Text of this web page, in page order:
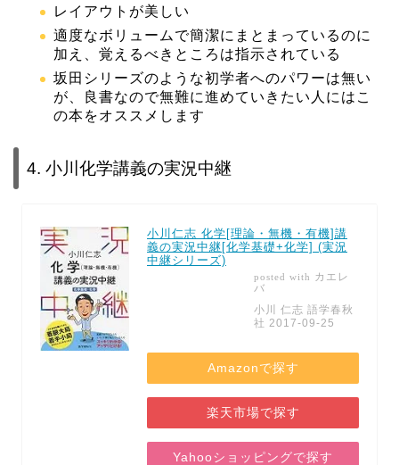
レイアウトが美しい
適度なボリュームで簡潔にまとまっているのに
加え、覚えるべきところは指示されている
坂田シリーズのような初学者へのパワーは無い
が、良書なので無難に進めていきたい人にはこ
の本をオススメ します
4. 小川化学講義の実況中継
小川仁志 化学[理論・無機・有機]講
義の実況中継[化学基礎+化学] (実況
中継シリーズ)
posted with カエレ
バ
小川 仁志 語学春秋
社 2017-09-25
Amazonで探す
楽天市場で探す
Yahooショッピングで探す